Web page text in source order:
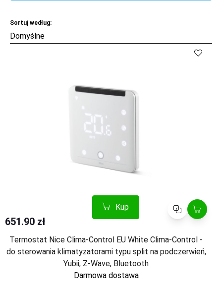
Sortuj według:
Kup Porównaj
Kup Porównaj
651.90 zł
Termostat Nice Clima-Control EU White Clima-Control -
do sterowania klimatyzatorami typu split na podczerwień,
Yubii, Z-Wave, Bluetooth
Darmowa dostawa